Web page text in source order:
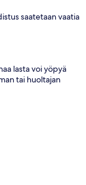
saatetaan vaatia
lasta voi yöpyä
tai huoltajan